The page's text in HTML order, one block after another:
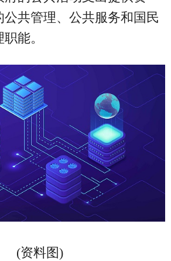
共管理、公共服务和国民
能。
(资料图)